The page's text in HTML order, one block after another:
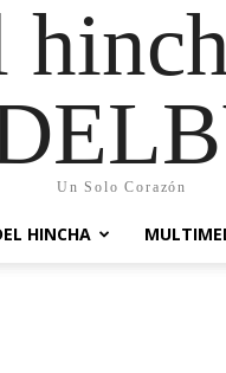
Un Solo Corazón
HINCHA